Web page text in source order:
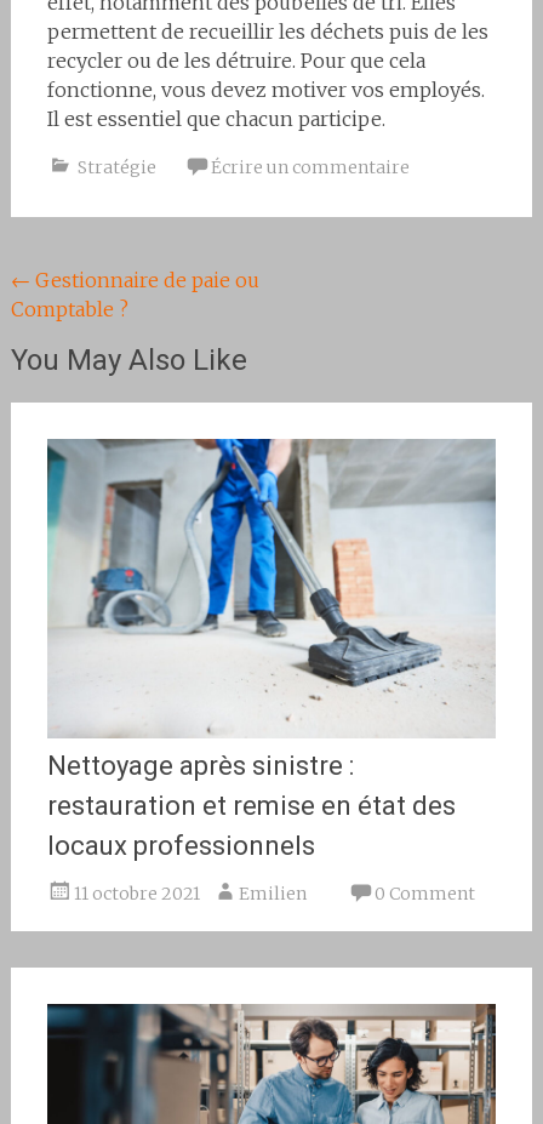
permettent de recueillir les déchets puis de les
recycler ou de les détruire. Pour que cela
fonctionne, vous devez motiver vos employés.
Il est essentiel que chacun participe.
Stratégie Écrire un commentaire
Navigation
de
l'article
← Gestionnaire de paie ou
Comptable ?
You May Also Like
Nettoyage après sinistre :
restauration et remise en état des
locaux professionnels
11 octobre 2021 Emilien 0 Comment